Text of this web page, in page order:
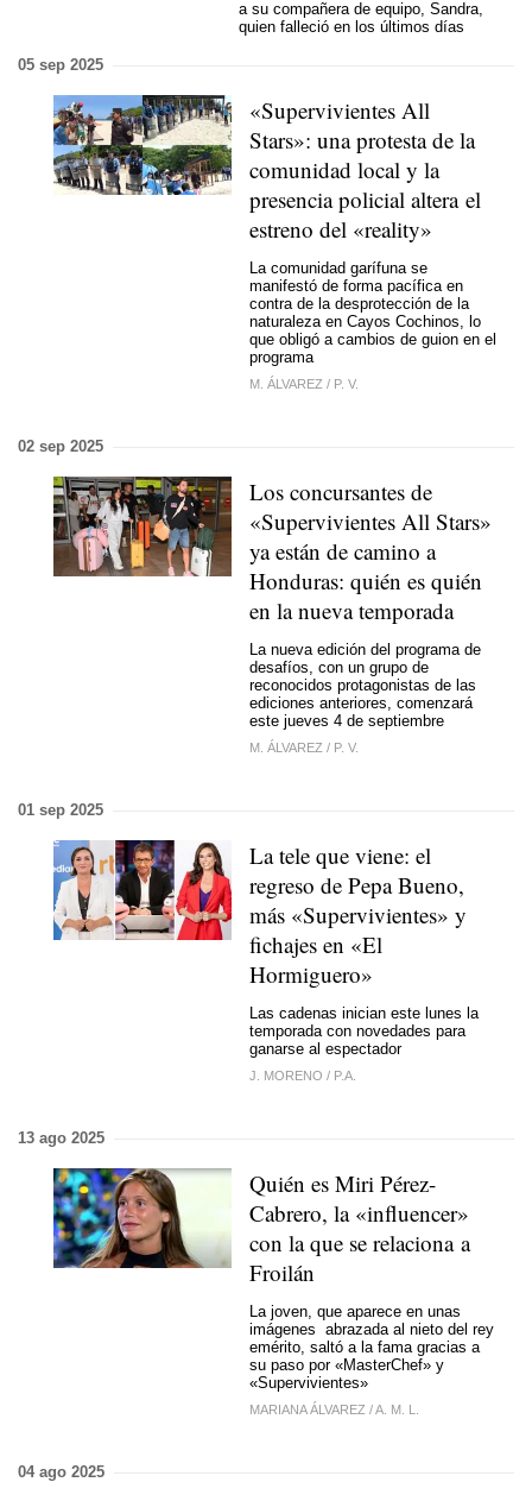
a su compañera de equipo, Sandra,
quien falleció en los últimos días
05 sep 2025
«Supervivientes All
Stars»: una protesta de la
comunidad local y la
presencia policial altera el
estreno del «reality»
La comunidad garífuna se
manifestó de forma pacífica en
contra de la desprotección de la
naturaleza en Cayos Cochinos, lo
que obligó a cambios de guion en el
programa
M. ÁLVAREZ / P. V.
02 sep 2025
Los concursantes de
«Supervivientes All Stars»
ya están de camino a
Honduras: quién es quién
en la nueva temporada
La nueva edición del programa de
desafíos, con un grupo de
reconocidos protagonistas de las
ediciones anteriores, comenzará
este jueves 4 de septiembre
M. ÁLVAREZ / P. V.
01 sep 2025
La tele que viene: el
regreso de Pepa Bueno,
más «Supervivientes» y
fichajes en «El
Hormiguero»
Las cadenas inician este lunes la
temporada con novedades para
ganarse al espectador
J. MORENO / P.A.
13 ago 2025
Quién es Miri Pérez-
Cabrero, la «influencer»
con la que se relaciona a
Froilán
La joven, que aparece en unas
imágenes abrazada al nieto del rey
emérito, saltó a la fama gracias a
su paso por «MasterChef» y
«Supervivientes»
MARIANA ÁLVAREZ /A. M. L.
04 ago 2025